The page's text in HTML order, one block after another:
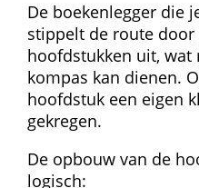
De boekenlegger die
stippelt de route
hoofdstukken uit, wat
kompas kan dienen.
hoofdstuk een eigen
gekregen.
De opbouw van de
logisch: